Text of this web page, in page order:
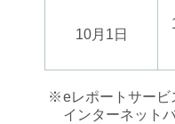
10月1日
※eレポートサービ
インターネット